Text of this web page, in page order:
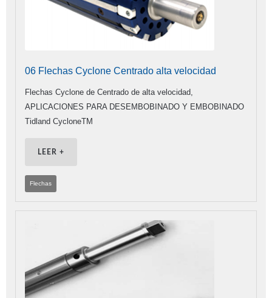
06 Flechas Cyclone Centrado alta velocidad
Flechas Cyclone de Centrado de alta velocidad,
APLICACIONES PARA DESEMBOBINADO Y EMBOBINADO
Tidland CycloneTM
LEER +
Flechas